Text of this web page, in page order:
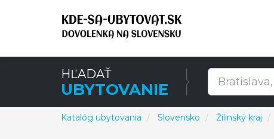
HĽADAŤ
UBYTOVANIE
Katalóg ubytovania Slovensko Žilinský kraj